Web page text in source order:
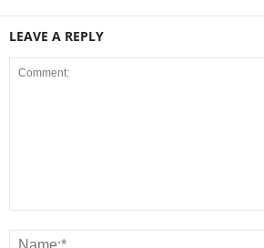
LEAVE A REPLY